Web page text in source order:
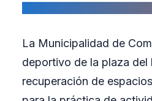
La Municipalidad de
deportivo de la plaza del
recuperación de